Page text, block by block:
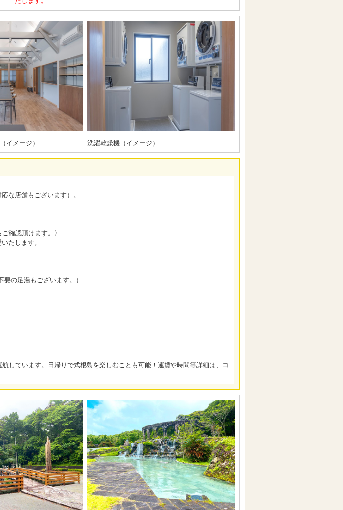
イメージ） 洗濯乾燥機（イメージ）
な店舗もございます）。
確認頂けます。〉
たします。
の足湯もございます。）
しています。日帰りで式根島を楽しむことも可能！運賃や時間等詳細は、
コ